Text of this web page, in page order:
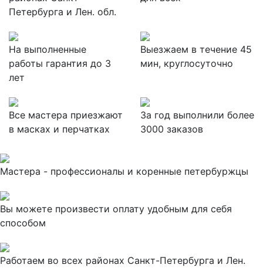
Петербурга и Лен. обл.
На выполненные
работы гарантия до 3
лет
Выезжаем в течение 45
мин, круглосуточно
Все мастера приезжают
в масках и перчатках
За год выполнили более
3000 заказов
Мастера - профессионалы и коренные петербуржцы
Вы можете произвести оплату удобным для себя
способом
Работаем во всех районах Санкт-Петербурга и Лен.